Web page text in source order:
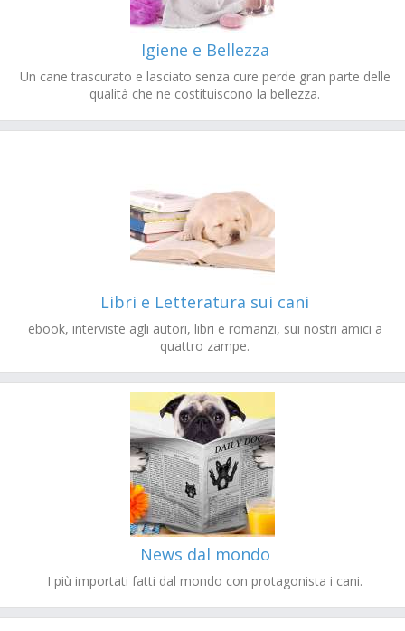
Igiene e Bellezza
Un cane trascurato e lasciato senza cure perde gran parte delle
qualità che ne costituiscono la bellezza.
Libri e Letteratura sui cani
ebook, interviste agli autori, libri e romanzi, sui nostri amici a
quattro zampe.
News dal mondo
I più importati fatti dal mondo con protagonista i cani.